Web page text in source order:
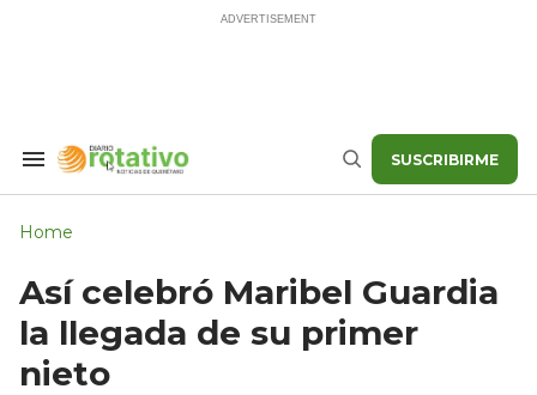
Search
Buscar SUSCRIBIRME
Home
Así celebró Maribel Guardia
la llegada de su primer
nieto